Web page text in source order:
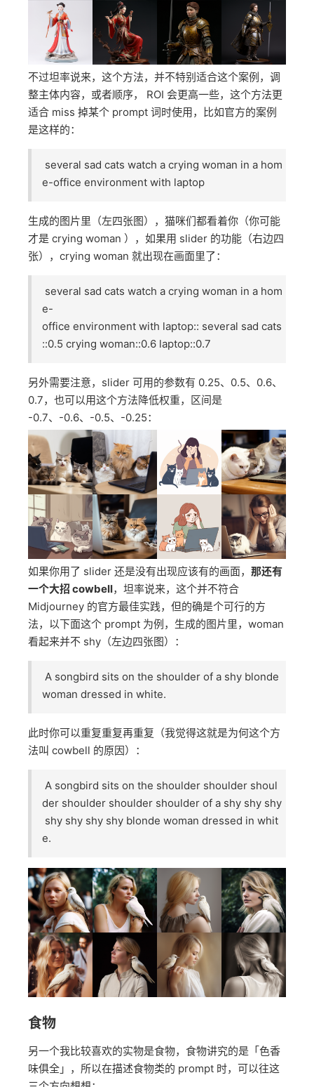
你可以看到，调整参数后，生成的 4 张图有 2 张具备较
强的 Chinese 风格：
不过坦率说来，这个方法，并不特别适合这个案例，调
整主体内容，或者顺序， ROI 会更高一些，这个方法更
适合 miss 掉某个 prompt 词时使用，比如官方的案例
是这样的：
e-office environment with laptop
生成的图片里（左四张图），猫咪们都看着你（你可能
才是 crying woman ），如果用 slider 的功能（右边四
张），crying woman 就出现在画面里了：
several sad cats watch a crying woman in a hom
e-
office environment with laptop:: several sad cats
::0.5 crying woman::0.6 laptop::0.7
另外需要注意，slider 可用的参数有 0.25、0.5、0.6、
0.7，也可以用这个方法降低权重，区间是
-0.7、-0.6、-0.5、-0.25：
如果你用了 slider 还是没有出现应该有的画面，那还有
一个大招 cowbell，坦率说来，这个并不符合
Midjourney 的官方最佳实践，但的确是个可行的方
法，以下面这个 prompt 为例，生成的图片里，woman
看起来并不 shy（左边四张图）：
A songbird sits on the shoulder of a shy blonde
woman dressed in white.
此时你可以重复重复再重复（我觉得这就是为何这个方
法叫 cowbell 的原因）：
A songbird sits on the shoulder shoulder shoul
der shoulder shoulder shoulder of a shy shy shy
shy shy shy shy blonde woman dressed in whit
e.